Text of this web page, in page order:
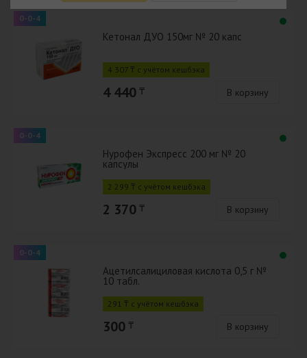
0-0-4
Кетонал ДУО 150мг № 20 капс
4 307 ₸ с учётом кешбэка
4 440 ₸ В корзину
0-0-4
Нурофен Экспресс 200 мг № 20
капсулы
2 299 ₸ с учётом кешбэка
2 370 ₸ В корзину
0-0-4
Ацетилсалициловая кислота 0,5 г №
10 табл.
291 ₸ с учётом кешбэка
300 ₸ В корзину